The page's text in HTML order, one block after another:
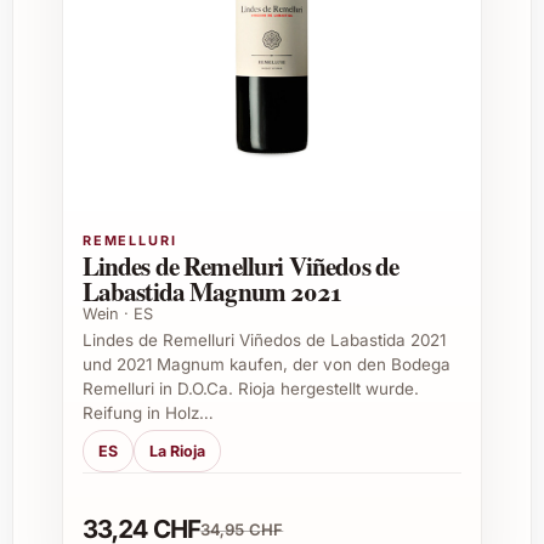
Hellgelb mit grünen Reflexen
Fischgerichten, leichten
Salaten, mediterraner Küche
Tipps für den Genuss
Dominio del Pidio Blanco 2024 seine volle
Aromavielfalt. Er eignet sich hervorragend als
Aperitif, begleitet jedoch auch perfekt
Vorspeisen und leichte Hauptgänge. Ein Wein
für den entspannten Genuss, der sowohl zu
privaten Anlässen als auch bei
professionellen Events überzeugt.
Empfohlene Anlässe zum Verschenken
Geburtstage
REMELLURI
Lindes de Remelluri Viñedos de
Labastida Magnum 2021
Wein · ES
Lindes de Remelluri Viñedos de Labastida 2021
und 2021 Magnum kaufen, der von den Bodega
Remelluri in D.O.Ca. Rioja hergestellt wurde.
Reifung in Holz…
ES La Rioja
33,24 CHF34,95 CHF